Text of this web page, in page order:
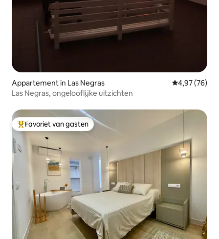
Appartement in Las Negras Gemiddelde
4,97 (76)
Las Negras, ongelooflijke uitzichten
Topfavoriet van gasten
Favoriet van gasten